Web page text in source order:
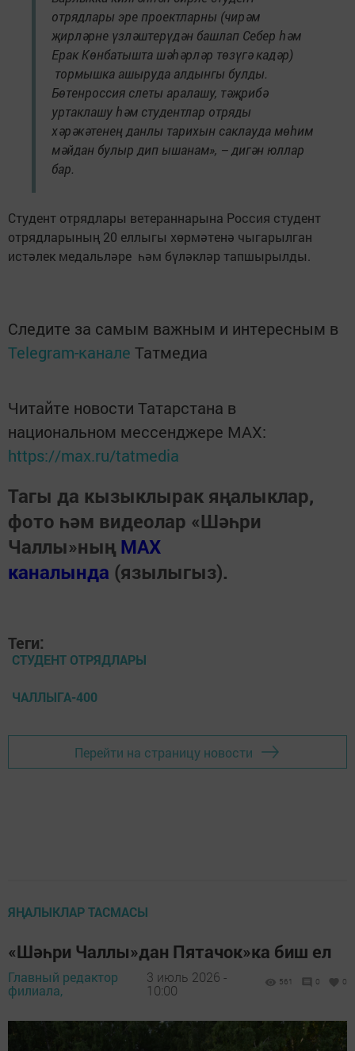
отрядлары эре проектларны (чирәм
җирләрне үзләштерүдән башлап Себер һәм
Ерак Көнбатышта шәһәрләр төзүгә кадәр)
тормышка ашыруда алдынгы булды.
Бөтенроссия слеты аралашу, тәҗрибә
уртаклашу һәм студентлар отряды
хәрәкәтенең данлы тарихын саклауда мөһим
мәйдан булыр дип ышанам», – дигән юллар
бар.
Студент отрядлары ветераннарына Россия студент
отрядларының 20 еллыгы хөрмәтенә чыгарылган
истәлек медальләре һәм бүләкләр тапшырылды.
Следите за самым важным и интересным в
Telegram-канале Татмедиа
Читайте новости Татарстана в
национальном мессенджере MАХ:
https://max.ru/tatmedia
Тагы да кызыклырак яңалыклар,
фото һәм видеолар «Шәһри
Чаллы»ның MAX
каналында (язылыгыз).
Теги:
СТУДЕНТ ОТРЯДЛАРЫ
ЧАЛЛЫГА-400
Перейти на страницу новости
ЯҢАЛЫКЛАР ТАСМАСЫ
«Шәһри Чаллы»дан Пятачок»ка биш ел
Главный редактор
филиала,
3 июль 2026 -
10:00
561 0 0